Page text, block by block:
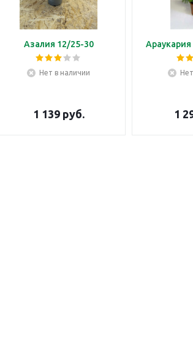
Азалия 12/25-30
Нет в наличии
1 139руб.
Араукария
1